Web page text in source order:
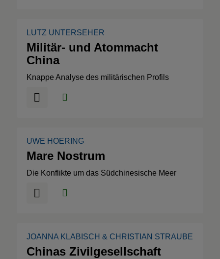
LUTZ UNTERSEHER
Militär- und Atommacht
China
Knappe Analyse des militärischen Profils
UWE HOERING
Mare Nostrum
Die Konflikte um das Südchinesische Meer
JOANNA KLABISCH & CHRISTIAN STRAUBE
Chinas Zivilgesellschaft